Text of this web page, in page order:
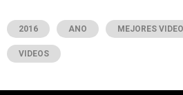
2016 ANO MEJORES
VIDEOS